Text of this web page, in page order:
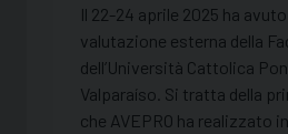
Il 22-24 aprile 2025 ha
valutazione esterna della
dell’Università Cattolica
Valparaíso. Si tratta della
che AVEPRO ha realizzato